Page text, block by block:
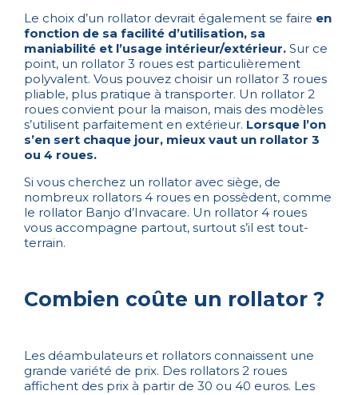
Le choix d’un rollator devrait également se faire en
fonction de sa facilité d’utilisation, sa
maniabilité et l’usage intérieur/extérieur. Sur ce
point, un rollator 3 roues est particulièrement
polyvalent. Vous pouvez choisir un rollator 3 roues
pliable, plus pratique à transporter. Un rollator 2
roues convient pour la maison, mais des modèles
s’utilisent parfaitement en extérieur. Lorsque l’on
s’en sert chaque jour, mieux vaut un rollator 3
ou 4 roues.
Si vous cherchez un rollator avec siège, de
nombreux rollators 4 roues en possèdent, comme
le rollator Banjo d’Invacare. Un rollator 4 roues
vous accompagne partout, surtout s’il est tout-
terrain.
Combien coûte un rollator ?
Les déambulateurs et rollators connaissent une
grande variété de prix. Des rollators 2 roues
affichent des prix à partir de 30 ou 40 euros. Les